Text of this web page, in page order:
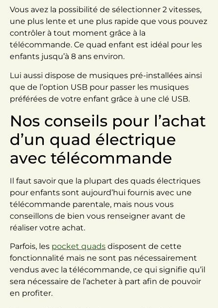
Vous avez la possibilité de sélectionner 2 vitesses,
une plus lente et une plus rapide que vous pouvez
contrôler à tout moment grâce à la
télécommande. Ce quad enfant est idéal pour les
enfants jusqu’à 8 ans environ.
Lui aussi dispose de musiques pré-installées ainsi
que de l’option USB pour passer les musiques
préférées de votre enfant grâce à une clé USB.
Nos conseils pour l’achat
d’un quad électrique
avec télécommande
Il faut savoir que la plupart des quads électriques
pour enfants sont aujourd’hui fournis avec une
télécommande parentale, mais nous vous
conseillons de bien vous renseigner avant de
réaliser votre achat.
Parfois, les pocket quads disposent de cette
fonctionnalité mais ne sont pas nécessairement
vendus avec la télécommande, ce qui signifie qu’il
sera nécessaire de l’acheter à part afin de pouvoir
en profiter.